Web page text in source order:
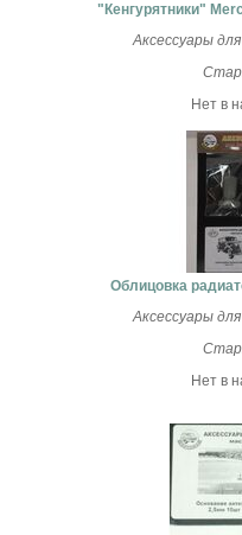
"Кенгурятники"
Аксессуары
Нет в
Облицовка
Аксессуары
Нет в